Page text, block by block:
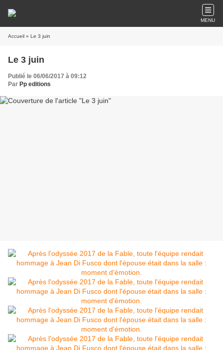
MENU
Accueil » Le 3 juin
Le 3 juin
Publié le 06/06/2017 à 09:12
Par Pp editions